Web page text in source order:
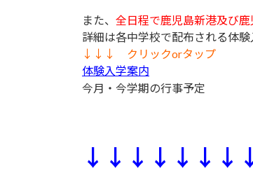
また、 全日程で鹿児島新港及び
詳細は各中学校で配布される体験
↓↓↓ クリックorタップ
体験入学案内
今月・今学期の行事予定
↓↓↓↓↓↓↓↓ ク